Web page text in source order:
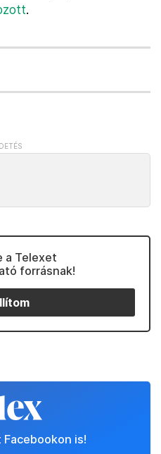
.
a Telexet
forrásnak!
is!